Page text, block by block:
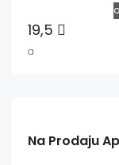
19,5
a
Na Prodaju